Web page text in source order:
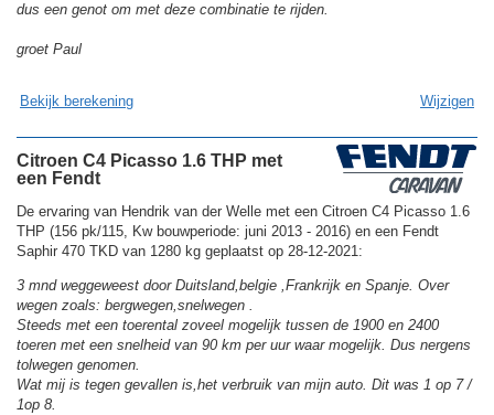
dus een genot om met deze combinatie te rijden.
groet Paul
Bekijk berekening Wijzigen
Citroen C4 Picasso 1.6 THP met
een Fendt
De ervaring van Hendrik van der Welle met een Citroen C4 Picasso 1.6
THP (156 pk/115, Kw bouwperiode: juni 2013 - 2016) en een Fendt
Saphir 470 TKD van 1280 kg geplaatst op 28-12-2021:
3 mnd weggeweest door Duitsland,belgie ,Frankrijk en Spanje. Over
wegen zoals: bergwegen,snelwegen .
Steeds met een toerental zoveel mogelijk tussen de 1900 en 2400
toeren met een snelheid van 90 km per uur waar mogelijk. Dus nergens
tolwegen genomen.
Wat mij is tegen gevallen is,het verbruik van mijn auto. Dit was 1 op 7 /
1op 8.